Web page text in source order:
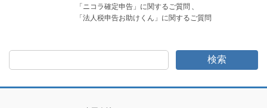
「ニコラ確定申告」に関するご質問 、
「法人税申告お助けくん」に関するご質問
検索